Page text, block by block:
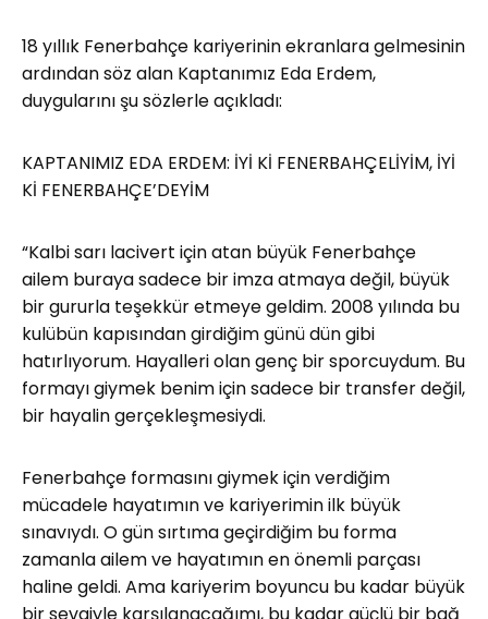
18 yıllık Fenerbahçe kariyerinin ekranlara gelmesinin
ardından söz alan Kaptanımız Eda Erdem,
duygularını şu sözlerle açıkladı:
KAPTANIMIZ EDA ERDEM: İYİ Kİ FENERBAHÇELİYİM, İYİ
Kİ FENERBAHÇE’DEYİM
“Kalbi sarı lacivert için atan büyük Fenerbahçe
ailem buraya sadece bir imza atmaya değil, büyük
bir gururla teşekkür etmeye geldim. 2008 yılında bu
kulübün kapısından girdiğim günü dün gibi
hatırlıyorum. Hayalleri olan genç bir sporcuydum. Bu
formayı giymek benim için sadece bir transfer değil,
bir hayalin gerçekleşmesiydi.
Fenerbahçe formasını giymek için verdiğim
mücadele hayatımın ve kariyerimin ilk büyük
sınavıydı. O gün sırtıma geçirdiğim bu forma
zamanla ailem ve hayatımın en önemli parçası
haline geldi. Ama kariyerim boyuncu bu kadar büyük